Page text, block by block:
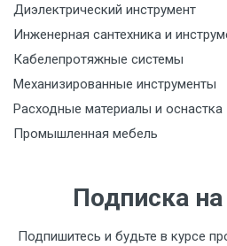
Товар соответствует
регламентов ТР ТС (ЕАЭС).
сертификата/декларации
в сопроводительной
предоставляются по запросу
Диэлектрический инструмент
Инженерная сантехника и
Кабелепротяжные системы
Механизированные инструменты
Расходные материалы и оснастка
Промышленная мебель
Подписка
Подпишитесь и будьте в курсе